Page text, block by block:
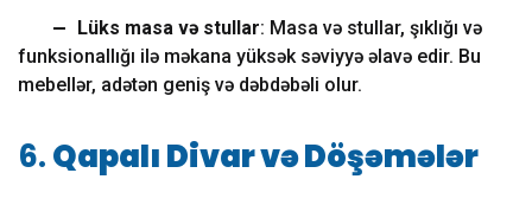
Lüks masa və stullar: Masa və stullar, şıklığı və
funksionallığı ilə məkana yüksək səviyyə əlavə edir. Bu
mebellər, adətən geniş və dəbdəbəli olur.
6.Qapalı Divar və Döşəmələr